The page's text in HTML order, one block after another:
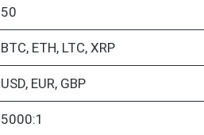
50
BTC, ETH, LTC, XRP
USD, EUR, GBP
5000:1